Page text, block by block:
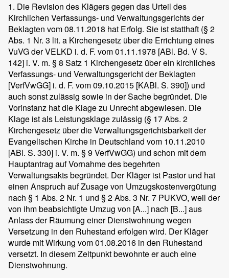
1. Die Revision des Klägers gegen das Urteil des
Kirchlichen Verfassungs- und Verwaltungsgerichts der
Beklagten vom 08.11.2018 hat Erfolg. Sie ist statthaft (§ 2
Abs. 1 Nr. 3 lit. a Kirchengesetz über die Errichtung eines
VuVG der VELKD i. d. F. vom 01.11.1978 [ABl. Bd. V S.
142] i. V. m. § 8 Satz 1 Kirchengesetz über ein kirchliches
Verfassungs- und Verwaltungsgericht der Beklagten
[VerfVwGG] i. d. F. vom 09.10.2015 [KABl. S. 390]) und
auch sonst zulässig sowie in der Sache begründet. Die
Vorinstanz hat die Klage zu Unrecht abgewiesen. Die
Klage ist als Leistungsklage zulässig (§ 17 Abs. 2
Kirchengesetz über die Verwaltungsgerichtsbarkeit der
Evangelischen Kirche in Deutschland vom 10.11.2010
[ABl. S. 330] i. V. m. § 9 VerfVwGG) und schon mit dem
Hauptantrag auf Vornahme des begehrten
Verwaltungsakts begründet. Der Kläger ist Pastor und hat
einen Anspruch auf Zusage von Umzugskostenvergütung
nach § 1 Abs. 2 Nr. 1 und § 2 Abs. 3 Nr. 7 PUKVO, weil der
von ihm beabsichtigte Umzug von [A...] nach [B...] aus
Anlass der Räumung einer Dienstwohnung wegen
Versetzung in den Ruhestand erfolgen wird. Der Kläger
wurde mit Wirkung vom 01.08.2016 in den Ruhestand
versetzt. In diesem Zeitpunkt bewohnte er auch eine
Dienstwohnung.